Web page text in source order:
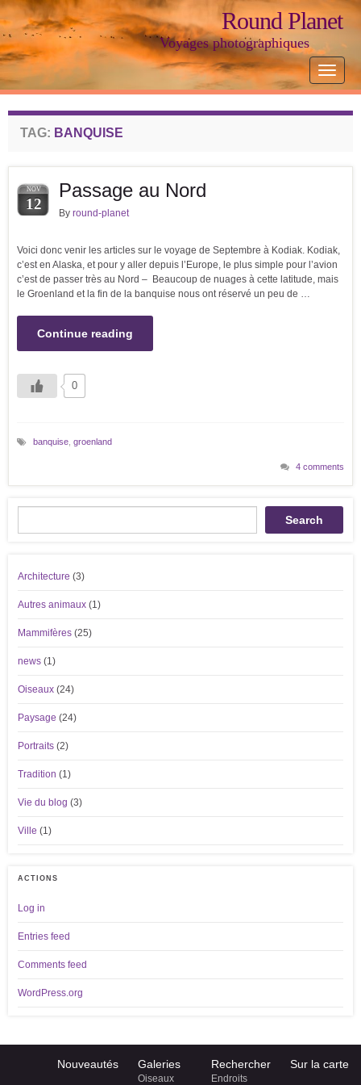
Toggle
Round Planet
Voyages photographiques
TAG: BANQUISE
NOV
12
Passage au Nord
By round-planet
Voici donc venir les articles sur le voyage de Septembre à Kodiak. Kodiak,
c’est en Alaska, et pour y aller depuis l’Europe, le plus simple pour l’avion
c’est de passer très au Nord – Beaucoup de nuages à cette latitude, mais
le Groenland et la fin de la banquise nous ont réservé un peu de …
Continue reading
0
banquise groenland
4 comments
Search
Architecture (3)
Autres animaux (1)
Mammifères (25)
news (1)
Oiseaux (24)
Paysage (24)
Portraits (2)
Tradition (1)
Vie du blog (3)
Ville (1)
ACTIONS
Log in
Entries feed
Comments feed
WordPress.org
Nouveautés Galeries
Oiseaux
Rechercher
Endroits
Sur la carte